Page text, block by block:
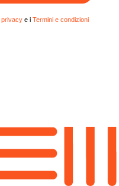
privacye i Termini e condizioni